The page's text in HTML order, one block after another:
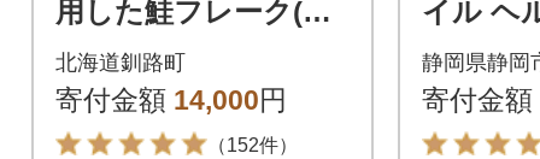
用した鮭フレーク(焼
鮭の手ほぐし)160g×5
瓶
北海道釧路町
寄付金額 14,000円
（152件）
イル ヘ
フレー
24缶)_
品製造
静岡県静岡
寄付金額